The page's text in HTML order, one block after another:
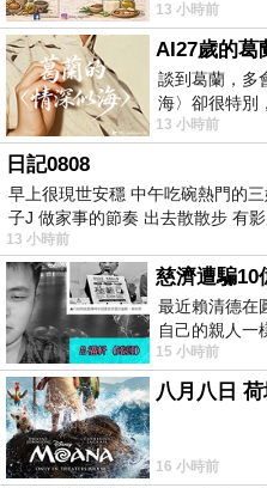
https://
13 小時前
談到葛蘭，多
海〉卻很特別
心演戲。拍攝
13 小時前
日記0808
早上很現世安穩 中午吃碗熱門的
子J 做家事的節奏 出去散散步 有
13 小時前
慈濟遭騙10
最近賴清德在
自己的親人一
民如親，說的
15 小時前
八月八日
16 小時前